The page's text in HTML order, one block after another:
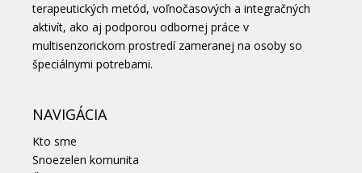
terapeutických metód, voľnočasových a integračných
aktivít, ako aj podporou odbornej práce v
multisenzorickom prostredí zameranej na osoby so
špeciálnymi potrebami.
NAVIGÁCIA
Kto sme
Snoezelen komunita